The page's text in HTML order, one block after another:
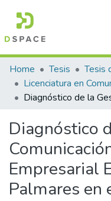
Communities &
All of DSpace
Home Tesis
Tesis
Diagnóstico
Empresarial
Palmares en